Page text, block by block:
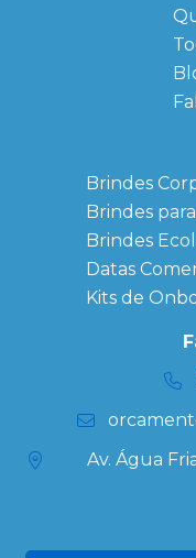
Brindes
Brindes
Brindes
Datas
Kits de
Av. Água